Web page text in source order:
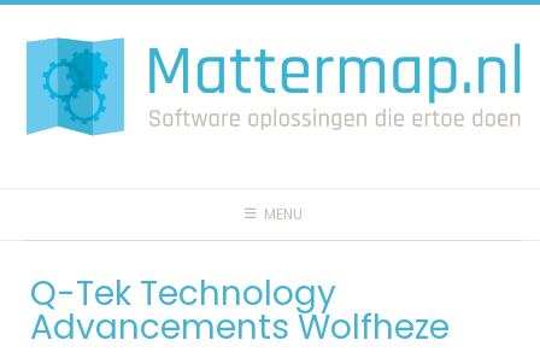
naar
inhoud
MENU
Q-Tek Technology
Advancements Wolfheze